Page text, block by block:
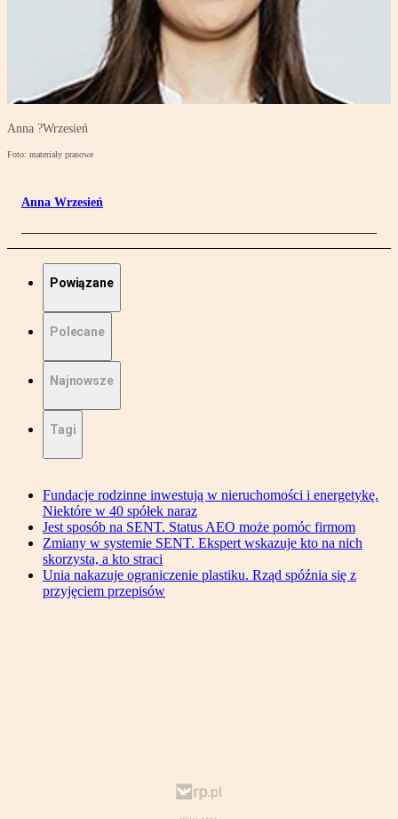
Anna ?Wrzesień
Foto: materiały prasowe
Anna Wrzesień
Powiązane
Polecane
Najnowsze
Tagi
Fundacje rodzinne inwestują w nieruchomości i energetykę.
Niektóre w 40 spółek naraz
Jest sposób na SENT. Status AEO może pomóc firmom
Zmiany w systemie SENT. Ekspert wskazuje kto na nich
skorzysta, a kto straci
Unia nakazuje ograniczenie plastiku. Rząd spóźnia się z
przyjęciem przepisów